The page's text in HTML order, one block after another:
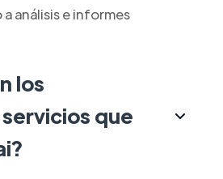
análisis e informes
los
que